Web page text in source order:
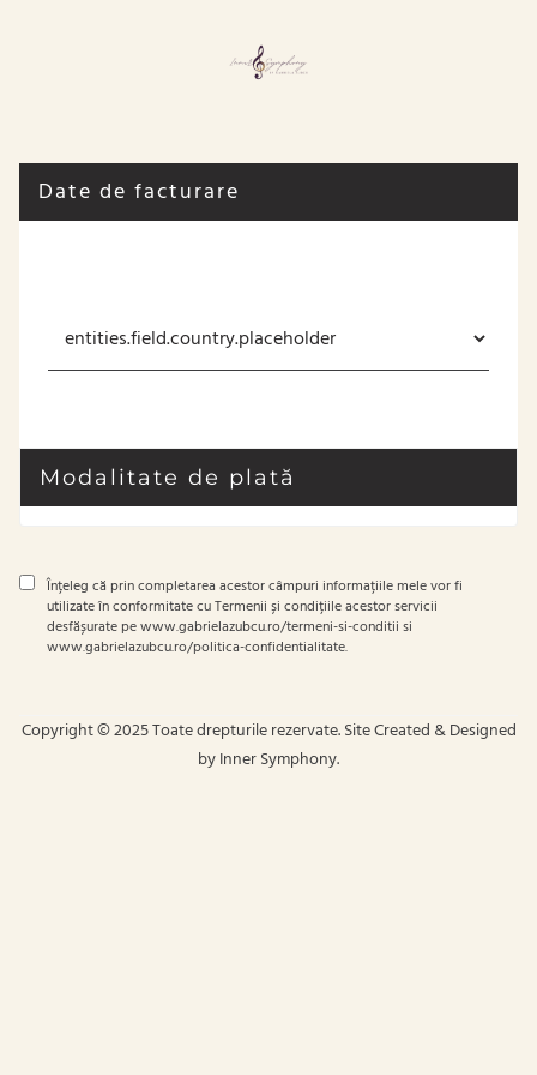
Date de facturare
Modalitate de plată
Înțeleg că prin completarea acestor câmpuri informațiile mele vor fi
utilizate în conformitate cu Termenii și condițiile acestor servicii
desfășurate pe www.gabrielazubcu.ro/termeni-si-conditii si
www.gabrielazubcu.ro/politica-confidentialitate.
Copyright © 2025 Toate drepturile rezervate. Site Created & Designed
by Inner Symphony.